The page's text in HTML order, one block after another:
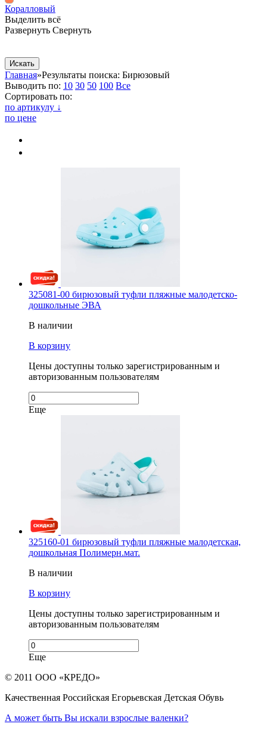
Коралловый
Выделить всё
Развернуть Свернуть
Главная»Результаты поиска: Бирюзовый
Выводить по: 10 30 50 100 Все
Сортировать по:
по артикулу ↓
по цене
325081-00 бирюзовый туфли пляжные малодетско-
дошкольные ЭВА
В наличии
В корзину
Цены доступны только зарегистрированным и
авторизованным пользователям
Еще
325160-01 бирюзовый туфли пляжные малодетская,
дошкольная Полимерн.мат.
В наличии
В корзину
Цены доступны только зарегистрированным и
авторизованным пользователям
Еще
© 2011 ООО «КРЕДО»
Качественная Российская Егорьевская Детская Обувь
А может быть Вы искали взрослые валенки?